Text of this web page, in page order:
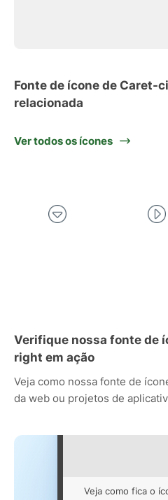
Fonte de ícone de Caret-
relacionada
Ver todos os ícones
Verifique nossa fonte de
right em ação
Veja como nossa fonte de
da web ou projetos de
Veja como fica o